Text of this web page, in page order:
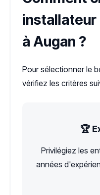
à Augan ?
Pour sélectionner le
vérifiez les critères
🏆
Privilégiez les
années